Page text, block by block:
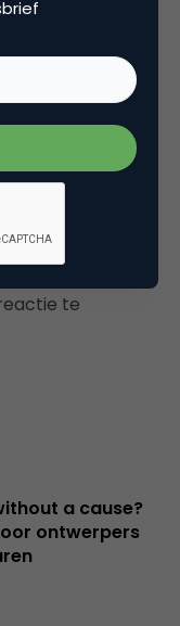
uit andere
te
a cause?
ontwerpers